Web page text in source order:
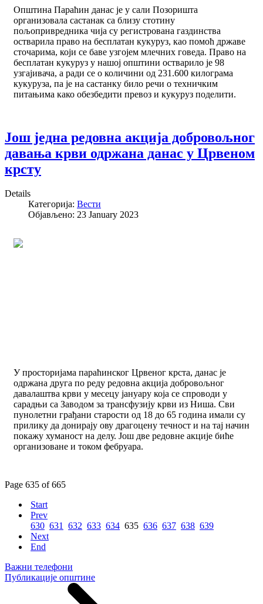
Општина Параћин данас је у сали Позоришта
организовала састанак са близу стотину
пољопривредника чија су регистрована газдинства
остварила право на бесплатан кукуруз, као помоћ државе
сточарима, који се баве узгојем млечних говеда. Право на
бесплатан кукуруз у нашој општини остварило је 98
узгајивача, а ради се о количини од 231.600 килограма
кукуруза, па је на састанку било речи о техничким
питањима како обезбедити превоз и кукуруз поделити.
Још једна редовна акција добровољног
давања крви одржана данас у Црвеном
крсту
Details
Категорија: Вести
Објављено: 23 January 2023
У просторијама параћинског Црвеног крста, данас је
одржана друга по реду редовна акција добровољног
давалаштва крви у месецу јануару која се спроводи у
сарадњи са Заводом за трансфузију крви из Ниша. Сви
пунолетни грађани старости од 18 до 65 година имали су
прилику да донирају ову драгоцену течност и на тај начин
покажу хуманост на делу. Још две редовне акције биће
организоване и током фебруара.
Page 635 of 665
Start
Prev
630 631 632 633 634 635 636 637 638 639
Next
End
Важни телефони
Публикације општине